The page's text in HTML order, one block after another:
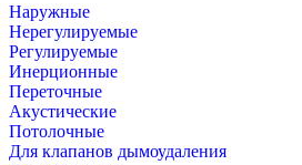
Наружные
Нерегулируемые
Регулируемые
Инерционные
Переточные
Акустические
Потолочные
Для клапанов дымоудаления